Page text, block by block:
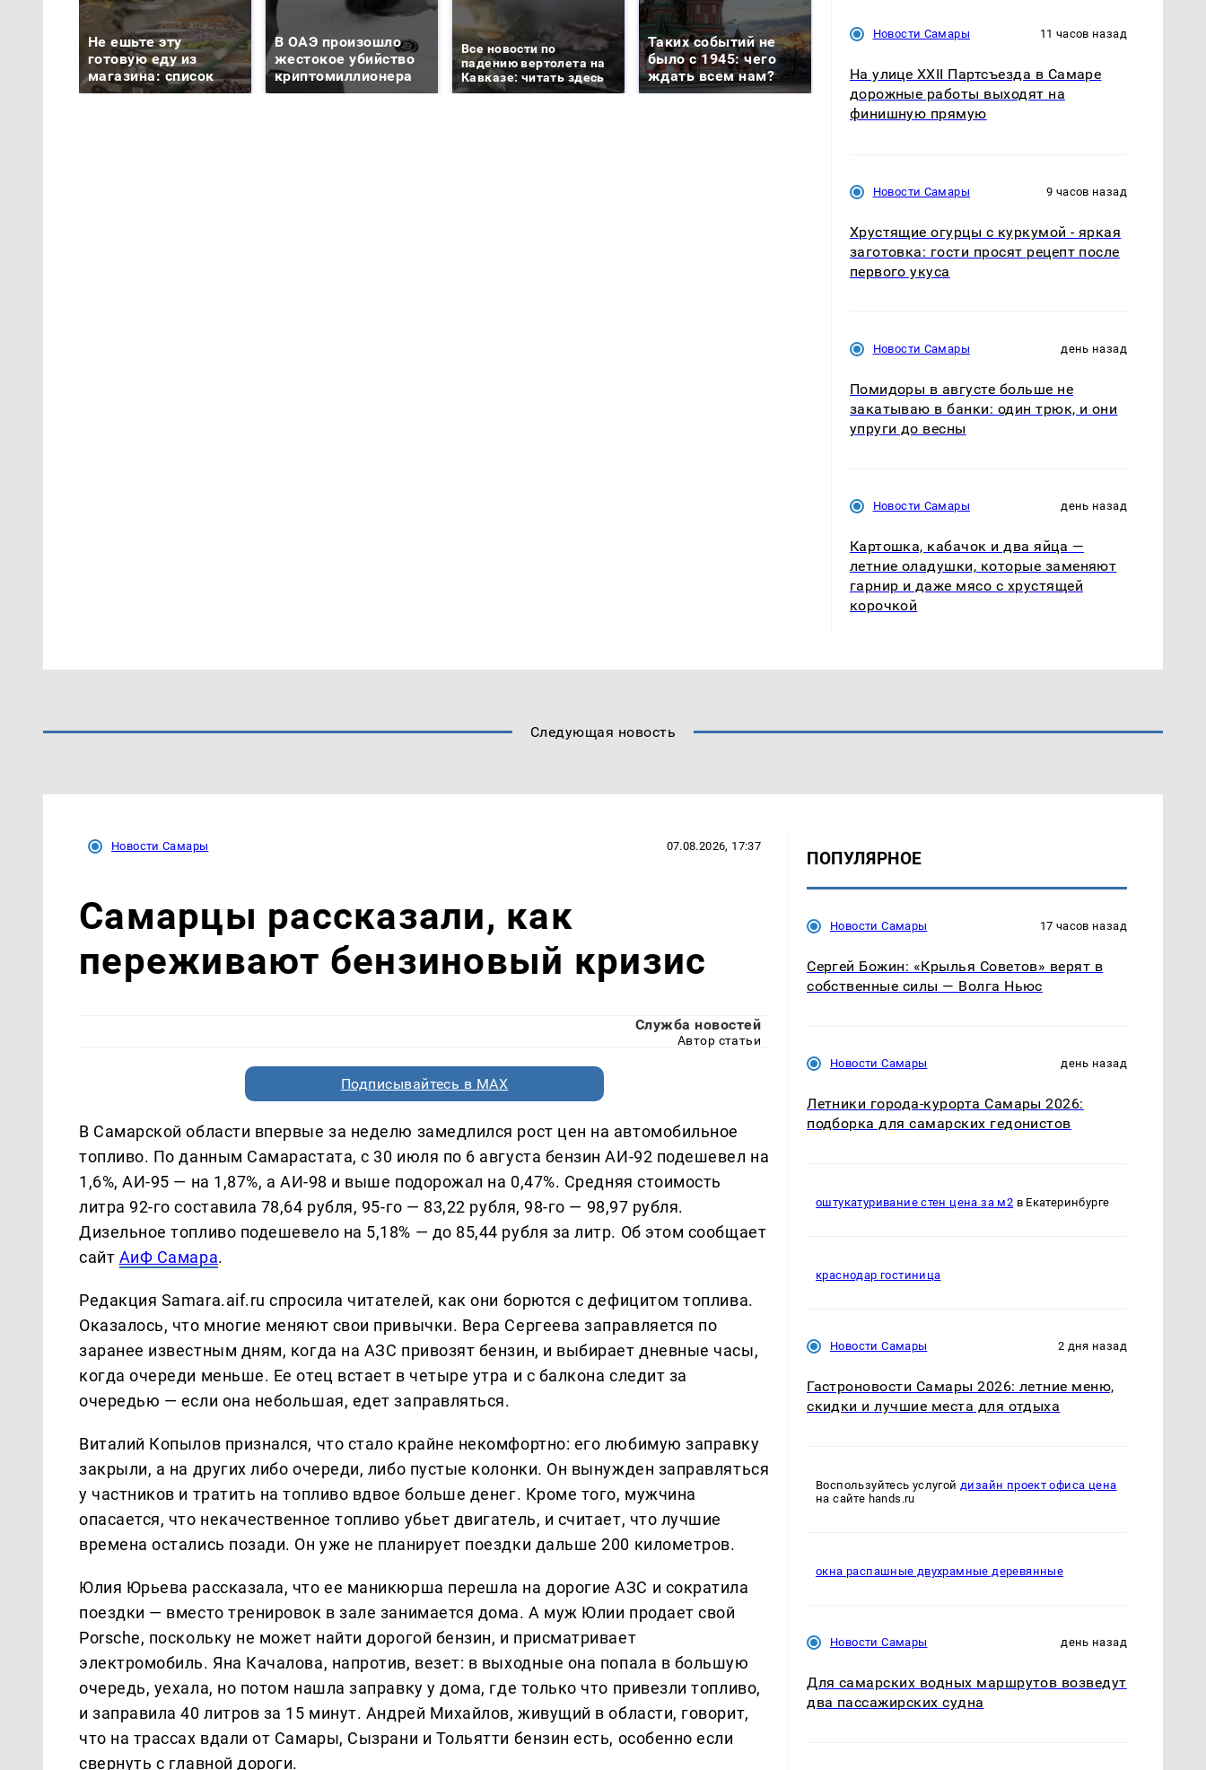
Не ешьте эту
готовую еду из
магазина: список
В ОАЭ произошло
жестокое убийство
криптомиллионера
Все новости по
падению вертолета на
Кавказе: читать здесь
Таких событий не
было с 1945: чего
ждать всем нам?
продукта: что купить?
полицейскую
подожгли.
Новости Самары 11 часов назад
На улице XXII Партсъезда в Самаре
дорожные работы выходят на
финишную прямую
Новости Самары 9 часов назад
Хрустящие огурцы с куркумой - яркая
заготовка: гости просят рецепт после
первого укуса
Новости Самары день назад
Помидоры в августе больше не
закатываю в банки: один трюк, и они
упруги до весны
Новости Самары день назад
Картошка, кабачок и два яйца —
летние оладушки, которые заменяют
гарнир и даже мясо с хрустящей
корочкой
Следующая новость
Новости Самары 07.08.2026, 17:37
Самарцы рассказали, как
переживают бензиновый кризис
Служба новостей
Автор статьи
Подписывайтесь в MAX
В Самарской области впервые за неделю замедлился рост цен на автомобильное
топливо. По данным Самарастата, с 30 июля по 6 августа бензин АИ-92 подешевел на
1,6%, АИ-95 — на 1,87%, а АИ-98 и выше подорожал на 0,47%. Средняя стоимость
литра 92-го составила 78,64 рубля, 95-го — 83,22 рубля, 98-го — 98,97 рубля.
Дизельное топливо подешевело на 5,18% — до 85,44 рубля за литр. Об этом сообщает
сайт АиФ Самара.
Редакция Samara.aif.ru спросила читателей, как они борются с дефицитом топлива.
Оказалось, что многие меняют свои привычки. Вера Сергеева заправляется по
заранее известным дням, когда на АЗС привозят бензин, и выбирает дневные часы,
когда очереди меньше. Ее отец встает в четыре утра и с балкона следит за
очередью — если она небольшая, едет заправляться.
Виталий Копылов признался, что стало крайне некомфортно: его любимую заправку
закрыли, а на других либо очереди, либо пустые колонки. Он вынужден заправляться
у частников и тратить на топливо вдвое больше денег. Кроме того, мужчина
опасается, что некачественное топливо убьет двигатель, и считает, что лучшие
времена остались позади. Он уже не планирует поездки дальше 200 километров.
Юлия Юрьева рассказала, что ее маникюрша перешла на дорогие АЗС и сократила
поездки — вместо тренировок в зале занимается дома. А муж Юлии продает свой
Porsche, поскольку не может найти дорогой бензин, и присматривает
электромобиль. Яна Качалова, напротив, везет: в выходные она попала в большую
очередь, уехала, но потом нашла заправку у дома, где только что привезли топливо,
и заправила 40 литров за 15 минут. Андрей Михайлов, живущий в области, говорит,
что на трассах вдали от Самары, Сызрани и Тольятти бензин есть, особенно если
свернуть с главной дороги.
ПОПУЛЯРНОЕ
Новости Самары 17 часов назад
Сергей Божин: «Крылья Советов» верят в
собственные силы — Волга Ньюс
Новости Самары день назад
Летники города-курорта Самары 2026:
подборка для самарских гедонистов
оштукатуривание стен цена за м2 в Екатеринбурге
краснодар гостиница
Новости Самары 2 дня назад
Гастроновости Самары 2026: летние меню,
скидки и лучшие места для отдыха
Воспользуйтесь услугойдизайн проект офиса цена
на сайте hands.ru
окна распашные двухрамные деревянные
Новости Самары день назад
Для самарских водных маршрутов возведут
два пассажирских судна